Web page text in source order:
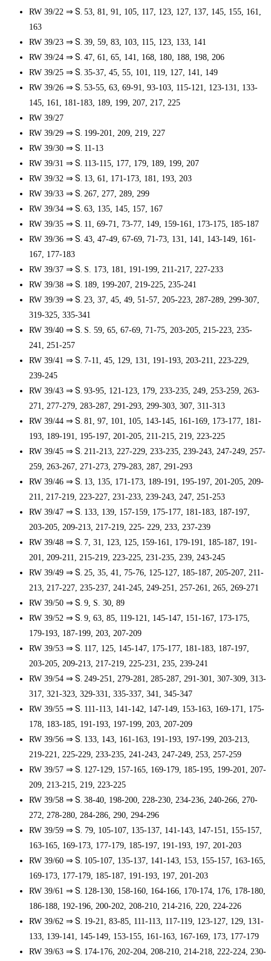
RW 39/22 ⇒ S. 53, 81, 91, 105, 117, 123, 127, 137, 145, 155, 161,
163
RW 39/23 ⇒ S. 39, 59, 83, 103, 115, 123, 133, 141
RW 39/24 ⇒ S. 47, 61, 65, 141, 168, 180, 188, 198, 206
RW 39/25 ⇒ S. 35-37, 45, 55, 101, 119, 127, 141, 149
RW 39/26 ⇒ S. 53-55, 63, 69-91, 93-103, 115-121, 123-131, 133-
145, 161, 181-183, 189, 199, 207, 217, 225
RW 39/27
RW 39/29 ⇒ S. 199-201, 209, 219, 227
RW 39/30 ⇒ S. 11-13
RW 39/31 ⇒ S. 113-115, 177, 179, 189, 199, 207
RW 39/32 ⇒ S. 13, 61, 171-173, 181, 193, 203
RW 39/33 ⇒ S. 267, 277, 289, 299
RW 39/34 ⇒ S. 63, 135, 145, 157, 167
RW 39/35 ⇒ S. 11, 69-71, 73-77, 149, 159-161, 173-175, 185-187
RW 39/36 ⇒ S. 43, 47-49, 67-69, 71-73, 131, 141, 143-149, 161-
167, 177-183
RW 39/37 ⇒ S. S. 173, 181, 191-199, 211-217, 227-233
RW 39/38 ⇒ S. 189, 199-207, 219-225, 235-241
RW 39/39 ⇒ S. 23, 37, 45, 49, 51-57, 205-223, 287-289, 299-307,
319-325, 335-341
RW 39/40 ⇒ S. S. 59, 65, 67-69, 71-75, 203-205, 215-223, 235-
241, 251-257
RW 39/41 ⇒ S. 7-11, 45, 129, 131, 191-193, 203-211, 223-229,
239-245
RW 39/43 ⇒ S. 93-95, 121-123, 179, 233-235, 249, 253-259, 263-
271, 277-279, 283-287, 291-293, 299-303, 307, 311-313
RW 39/44 ⇒ S. 81, 97, 101, 105, 143-145, 161-169, 173-177, 181-
193, 189-191, 195-197, 201-205, 211-215, 219, 223-225
RW 39/45 ⇒ S. 211-213, 227-229, 233-235, 239-243, 247-249, 257-
259, 263-267, 271-273, 279-283, 287, 291-293
RW 39/46 ⇒ S. 13, 135, 171-173, 189-191, 195-197, 201-205, 209-
211, 217-219, 223-227, 231-233, 239-243, 247, 251-253
RW 39/47 ⇒ S. 133, 139, 157-159, 175-177, 181-183, 187-197,
203-205, 209-213, 217-219, 225- 229, 233, 237-239
RW 39/48 ⇒ S. 7, 31, 123, 125, 159-161, 179-191, 185-187, 191-
201, 209-211, 215-219, 223-225, 231-235, 239, 243-245
RW 39/49 ⇒ S. 25, 35, 41, 75-76, 125-127, 185-187, 205-207, 211-
213, 217-227, 235-237, 241-245, 249-251, 257-261, 265, 269-271
RW 39/50 ⇒ S. 9, S. 30, 89
RW 39/52 ⇒ S. 9, 63, 85, 119-121, 145-147, 151-167, 173-175,
179-193, 187-199, 203, 207-209
RW 39/53 ⇒ S. 117, 125, 145-147, 175-177, 181-183, 187-197,
203-205, 209-213, 217-219, 225-231, 235, 239-241
RW 39/54 ⇒ S. 249-251, 279-281, 285-287, 291-301, 307-309, 313-
317, 321-323, 329-331, 335-337, 341, 345-347
RW 39/55 ⇒ S. 111-113, 141-142, 147-149, 153-163, 169-171, 175-
178, 183-185, 191-193, 197-199, 203, 207-209
RW 39/56 ⇒ S. 133, 143, 161-163, 191-193, 197-199, 203-213,
219-221, 225-229, 233-235, 241-243, 247-249, 253, 257-259
RW 39/57 ⇒ S. 127-129, 157-165, 169-179, 185-195, 199-201, 207-
209, 213-215, 219, 223-225
RW 39/58 ⇒ S. 38-40, 198-200, 228-230, 234-236, 240-266, 270-
272, 278-280, 284-286, 290, 294-296
RW 39/59 ⇒ S. 79, 105-107, 135-137, 141-143, 147-151, 155-157,
163-165, 169-173, 177-179, 185-197, 191-193, 197, 201-203
RW 39/60 ⇒ S. 105-107, 135-137, 141-143, 153, 155-157, 163-165,
169-173, 177-179, 185-187, 191-193, 197, 201-203
RW 39/61 ⇒ S. 128-130, 158-160, 164-166, 170-174, 176, 178-180,
186-188, 192-196, 200-202, 208-210, 214-216, 220, 224-226
RW 39/62 ⇒ S. 19-21, 83-85, 111-113, 117-119, 123-127, 129, 131-
133, 139-141, 145-149, 153-155, 161-163, 167-169, 173, 177-179
RW 39/63 ⇒ S. 174-176, 202-204, 208-210, 214-218, 222-224, 230-